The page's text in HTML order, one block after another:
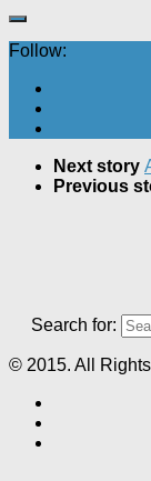
Follow:
Next story
Previous
Search for:
© 2015. All